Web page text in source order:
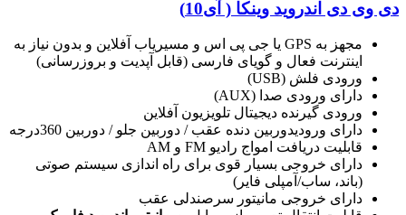
دی وی دی اندروید وینکا ( آی10)
مجهز به GPS یا جی پی اس و مسیریاب آفلاین و بدون نیاز به
اینترنت فعال و گویای فارسی (قابل آپدیت و بروزرسانی)
ورودی فلش (USB)
دارای ورودی صدا (AUX)
ورودی گیرنده دیجیتال تلویزیون آفلاین
دارای ورودیدوربین دنده عقب / دوربین جلو / دوربین 360درجه
قابلیت دریافت امواج رادیو FM و AM
دارای خروجی بسیار قوی برای راه اندازی سیستم صوتی
(باند، ساب/آمپلی فایر)
دارای خروجی مانیتور سرصندلی عقب